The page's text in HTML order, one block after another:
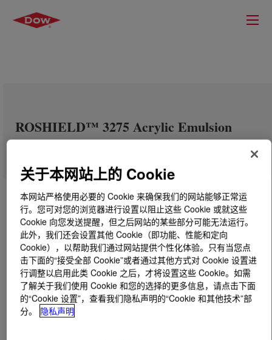
ROSHIELD™ 3275 Acrylic Emulsion
什么是ROSHIELD™ 3275 Acrylic Emulsion?
关于本网站上的 Cookie
本网站严格使用必要的 Cookie 来确保我们的网站能够正常运
行。您可对您的浏览器进行设置以阻止这些 Cookie 或就这些
Cookie 向您发送提醒，但之后网站的某些部分可能无法运行。
此外，我们还会设置其他 Cookie（即功能、性能和定向
Cookie），以帮助我们通过网站提供个性化体验。只有当您点
击下面的“接受全部 Cookie”或者通过其他方式对 Cookie 设置进
行调整以启用此类 Cookie 之后，才将设置这些 Cookie。如需
了解关于我们使用 Cookie 和您的选择的更多信息，请点击下面
的“Cookie 设置”，查看我们隐私声明的“Cookie 和其他技术”部
分。
隐私声明